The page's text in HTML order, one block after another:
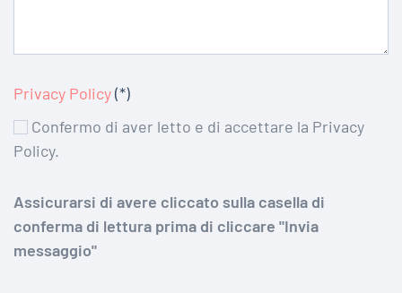
Privacy Policy(*)
Policy.
Assicurarsi di avere cliccato sulla casella di
conferma di lettura prima di cliccare "Invia
messaggio"